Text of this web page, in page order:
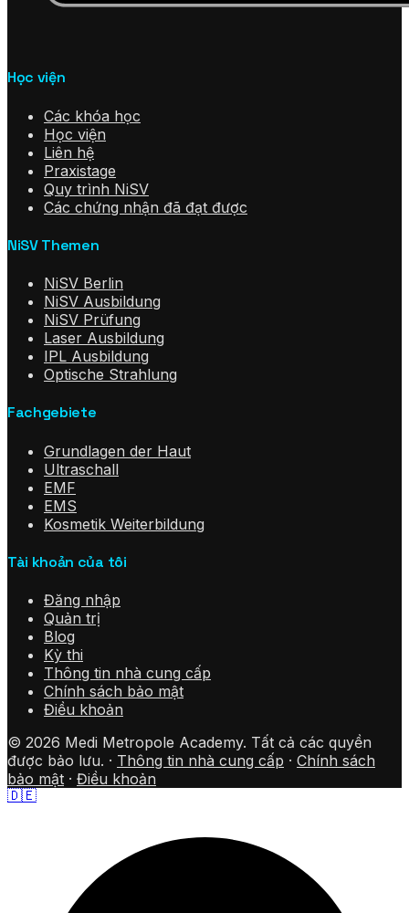
Học viện
Các khóa học
Học viện
Liên hệ
Praxistage
Quy trình NiSV
Các chứng nhận đã đạt được
NiSV Themen
NiSV Berlin
NiSV Ausbildung
NiSV Prüfung
Laser Ausbildung
IPL Ausbildung
Optische Strahlung
Fachgebiete
Grundlagen der Haut
Ultraschall
EMF
EMS
Kosmetik Weiterbildung
Tài khoản của tôi
Đăng nhập
Quản trị
Blog
Kỳ thi
Thông tin nhà cung cấp
Chính sách bảo mật
Điều khoản
© 2026 Medi Metropole Academy. Tất cả các quyền
được bảo lưu. · Thông tin nhà cung cấp · Chính sách
bảo mật · Điều khoản
🇩🇪